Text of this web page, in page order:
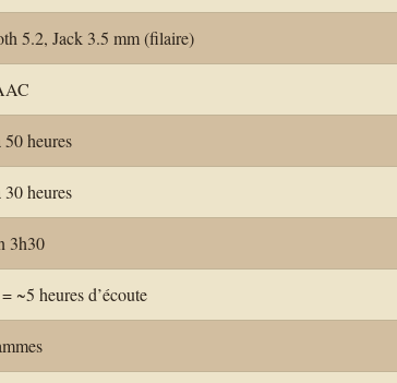
5.2, Jack 3.5 mm (filaire)
50 heures
30 heures
3h30
~5 heures d’écoute